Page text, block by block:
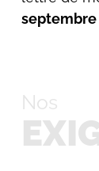
septembre
Nos